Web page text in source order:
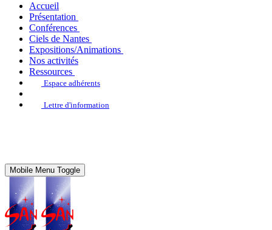
Accueil
Présentation
Conférences
Ciels de Nantes
Expositions/Animations
Nos activités
Ressources
Espace adhérents
Lettre d'information
Mobile Menu Toggle